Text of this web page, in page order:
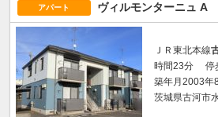
アパート ヴィルモンターニュ A
ＪＲ東北本線
時間23分 停
築年月2003年
茨城県古河市